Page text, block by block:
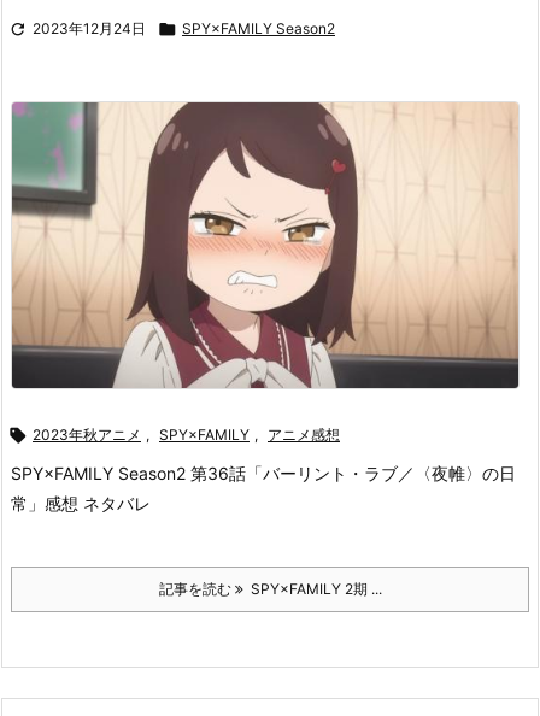
 2023年12月24日  SPY×FAMILY Season2
 2023年秋アニメ , SPY×FAMILY , アニメ感想
SPY×FAMILY Season2 第36話「バーリント・ラブ／〈夜帷〉の日
常」感想 ネタバレ
記事を読む SPY×FAMILY 2期 ...